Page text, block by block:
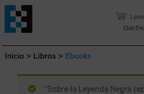
1
Club
Saltar al contenido.
Inicio > Libros > Ebooks
“Sobre la Leyenda Negra